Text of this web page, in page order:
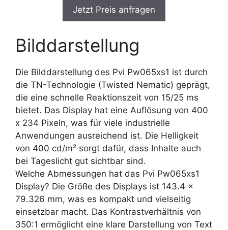
Jetzt Preis anfragen
Bilddarstellung
Die Bilddarstellung des Pvi Pw065xs1 ist durch
die TN-Technologie (Twisted Nematic) geprägt,
die eine schnelle Reaktionszeit von 15/25 ms
bietet. Das Display hat eine Auflösung von 400
x 234 Pixeln, was für viele industrielle
Anwendungen ausreichend ist. Die Helligkeit
von 400 cd/m² sorgt dafür, dass Inhalte auch
bei Tageslicht gut sichtbar sind.
Welche Abmessungen hat das Pvi Pw065xs1
Display? Die Größe des Displays ist 143.4 x
79.326 mm, was es kompakt und vielseitig
einsetzbar macht. Das Kontrastverhältnis von
350:1 ermöglicht eine klare Darstellung von Text